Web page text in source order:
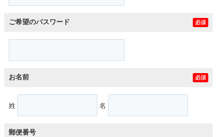
ご希望のパスワード 必須
お名前 必須
姓 名
郵便番号